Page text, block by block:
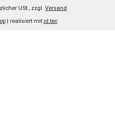
USt., zzgl. Versand
| realisiert mit jd.tec